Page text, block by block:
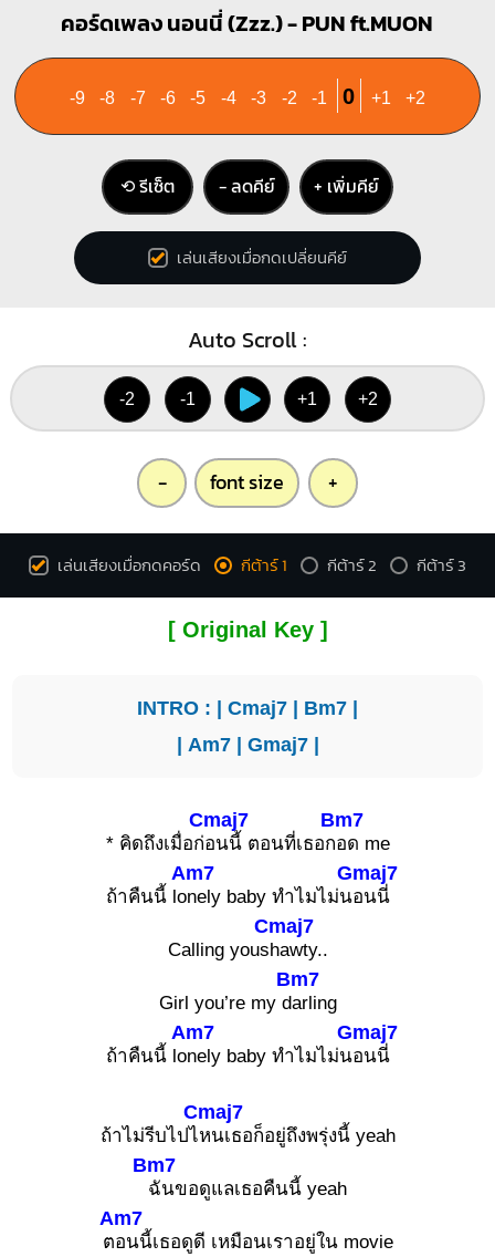
คอร์ดเพลง นอนนี่ (Zzz.) - PUN ft.MUON
-9 -8 -7 -6 -5 -4 -3 -2 -1 0 +1 +2
⟲ รีเซ็ต − ลดคีย์ + เพิ่มคีย์
เล่นเสียงเมื่อกดเปลี่ยนคีย์
Auto Scroll :
-2 -1 +1 +2
- font size +
เล่นเสียงเมื่อกดคอร์ด กีต้าร์ 1 กีต้าร์ 2 กีต้าร์ 3
[ Original Key ]
INTRO : | Cmaj7 | Bm7 |
| Am7| Gmaj7|
* คิดถึงเมื่อก่
Cmaj7
อนนี้ ตอนที่เธอก
Bm7
อด me
ถ้าคืนนี้ lo
Am7
nely baby ทำไมไม่น
Gmaj7
อนนี่
Calling yous
Cmaj7
hawty..
Girl you’re my d
Bm7
arling
ถ้าคืนนี้ lo
Am7
nely baby ทำไมไม่น
Gmaj7
อนนี่
ถ้าไม่รีบไปไ
Cmaj7
หนเธอก็อยู่ถึงพรุ่งนี้ yeah
Bm7
ฉันขอดูแลเธอคืนนี้ yeah
ต
Am7
อนนี้เธอดูดี เหมือนเราอยู่ใน movie